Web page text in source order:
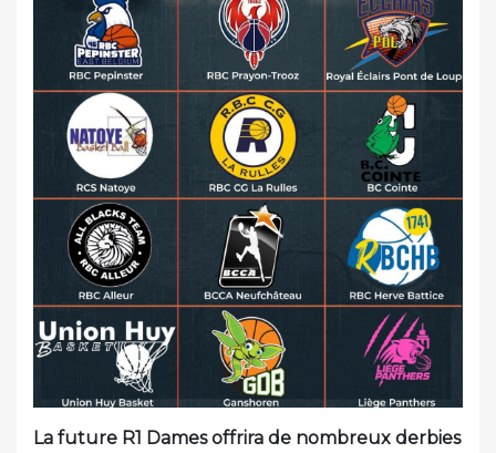
La future R1 Dames offrira de nombreux derbies